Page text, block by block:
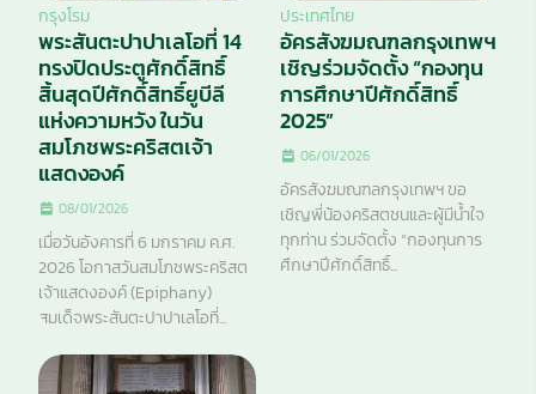
กรุงโรม
พระสันตะปาปาเลโอที่ 14
ทรงปิดประตูศักดิ์สิทธิ์
สิ้นสุดปีศักดิ์สิทธิ์ยูบีลี
แห่งความหวัง ในวัน
สมโภชพระคริสตเจ้า
แสดงองค์
08/01/2026
เมื่อวันอังคารที่ 6 มกราคม ค.ศ.
2026 โอกาสวันสมโภชพระคริสต
เจ้าแสดงองค์ (Epiphany)
สมเด็จพระสันตะปาปาเลโอที่...
ประเทศไทย
อัครสังฆมณฑลกรุงเทพฯ
เชิญร่วมจัดตั้ง “กองทุน
การศึกษาปีศักดิ์สิทธิ์
2025”
06/01/2026
อัครสังฆมณฑลกรุงเทพฯ ขอ
เชิญพี่น้องคริสตชนและผู้มีน้ำใจ
ทุกท่าน ร่วมจัดตั้ง “กองทุนการ
ศึกษาปีศักดิ์สิทธิ์...